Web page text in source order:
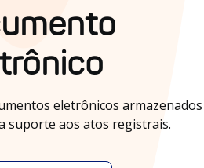
eletrônicos armazenados
suporte aos atos registrais.